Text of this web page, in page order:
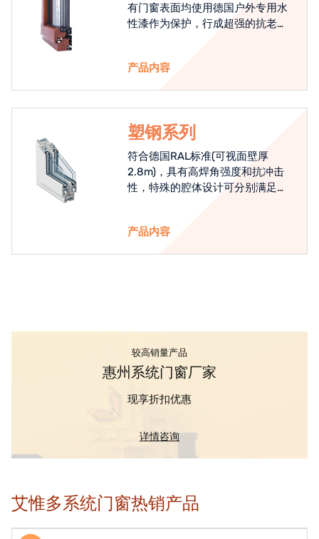
有门窗表面均使用德国户外专用水
性漆作为保护，行成超强的抗老化
产品内容
塑钢系列
符合德国RAL标准(可视面壁厚
2.8m)，具有高焊角强度和抗冲击
性，特殊的腔体设计可分别满足隔
产品内容
较高销量产品
惠州系统门窗厂家
现享折扣优惠
详情咨询
艾惟多系统门窗热销产品